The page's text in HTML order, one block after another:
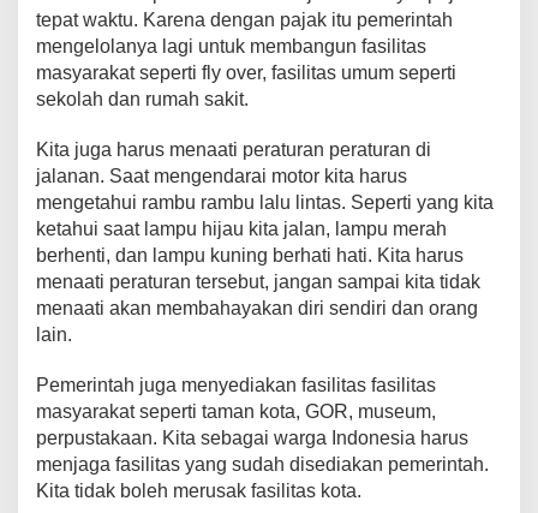
tepat waktu. Karena dengan pajak itu pemerintah
mengelolanya lagi untuk membangun fasilitas
masyarakat seperti fly over, fasilitas umum seperti
sekolah dan rumah sakit.
Kita juga harus menaati peraturan peraturan di
jalanan. Saat mengendarai motor kita harus
mengetahui rambu rambu lalu lintas. Seperti yang kita
ketahui saat lampu hijau kita jalan, lampu merah
berhenti, dan lampu kuning berhati hati. Kita harus
menaati peraturan tersebut, jangan sampai kita tidak
menaati akan membahayakan diri sendiri dan orang
lain.
Pemerintah juga menyediakan fasilitas fasilitas
masyarakat seperti taman kota, GOR, museum,
perpustakaan. Kita sebagai warga Indonesia harus
menjaga fasilitas yang sudah disediakan pemerintah.
Kita tidak boleh merusak fasilitas kota.